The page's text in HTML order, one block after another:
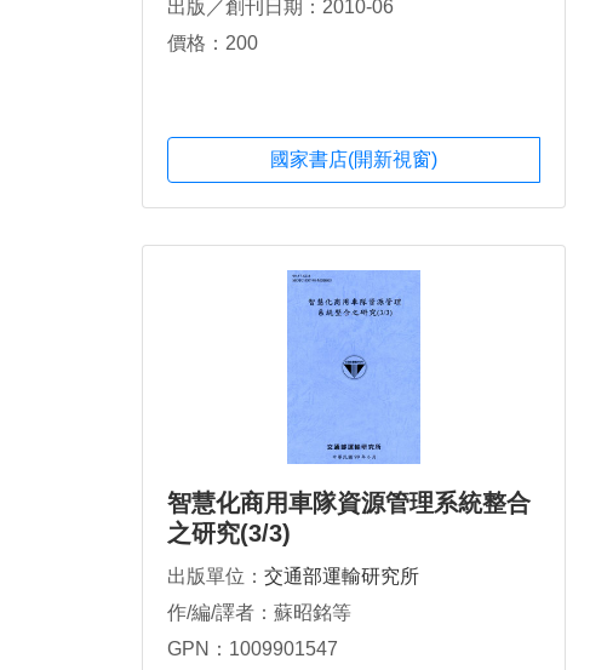
出版／創刊日期：2010-06
價格：200
國家書店(開新視窗)
智慧化商用車隊資源管理系統整合
之研究(3/3)
出版單位： 交通部運輸研究所
作/編/譯者：蘇昭銘等
GPN：1009901547